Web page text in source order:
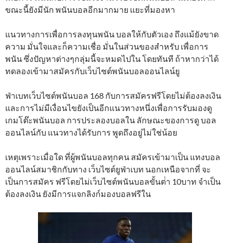
ขณะนี้ยังมีนัก พนันบอลอีกมากมาย แยะที่มองหา
แนวทางการเพื่อการลงทุนพนัน บอลให้กับตัวเอง ถึงแม้ยังขาด
ความ มั่นใจและก็ความเชื่อ มั่นในส่วนของสำหรับ เพื่อการ
พนัน ซึ่งปัญหาต่างๆกลุ่มนี้จะหมดไปใน โดยทันที ถ้าหากว่าได้
ทดลองเข้ามาสมัครกับเว็บไซต์พนันบอลออนไลน์ยู
ฟ่าเบทเว็บไซต์พนันบอล 168 กับการสมัครฟรีโดยไม่ต้องลงเงิน
และการไม่มีเงื่อนไขยังเป็นอีกแนวทางหนึ่งเพื่อการรับมองดู
เกมโต๊ะพนันบอล การประลองบอลใน ลักษณะของการดู บอล
ออนไลน์กับ แนวทางได้รับการ พูดถึงอยู่ไม่ใช่น้อย
เหตุเพราะเมื่อใด ที่ผู้พนันบอลทุกคน สมัครเข้ามาเป็น แทงบอล
ออนไลน์สมาชิกกับทาง เว็บไซต์ยูฟ่าเบท นอกเหนือจากที่ จะ
เป็นการสมัคร ฟรีโดยไม่เว็บไซต์พนันบอลขั้นต่ํา 10บาท จำเป็น
ต้องลงเงิน ยังมีการแจกลิงก์มองบอลฟรีใน